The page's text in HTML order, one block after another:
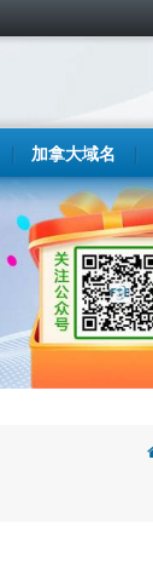
加拿大域名